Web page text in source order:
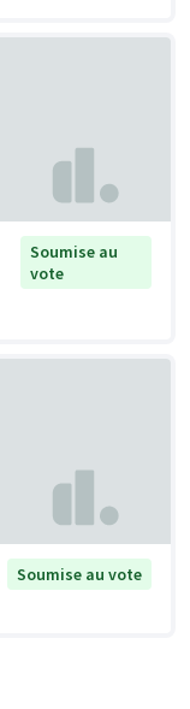
Soumise au
vote
Soumise au vote